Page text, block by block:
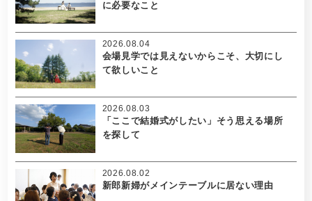
に必要なこと
会場見学では見えないからこそ、大切にし
て欲しいこと
2026.08.04
「ここで結婚式がしたい」そう思える場所
を探して
2026.08.03
新郎新婦がメインテーブルに居ない理由
2026.08.02